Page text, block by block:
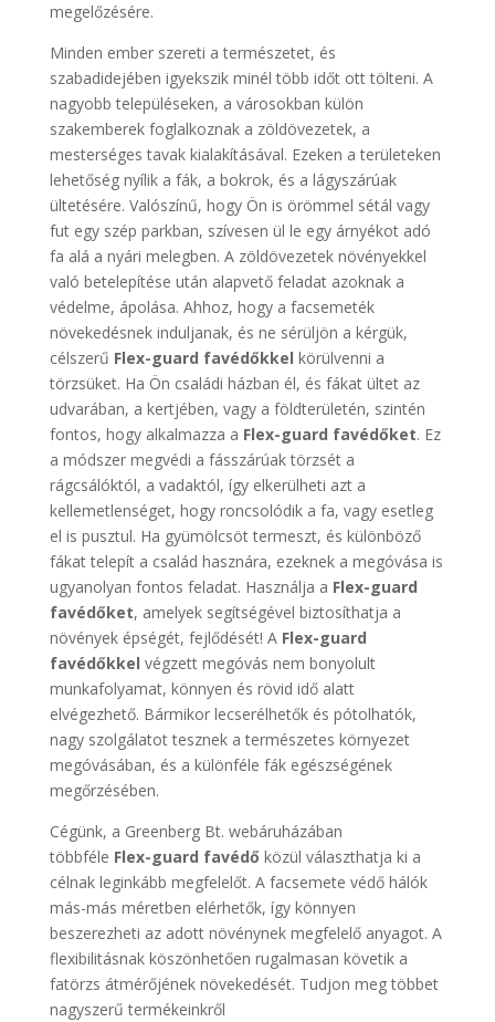
megelőzésére.
Minden ember szereti a természetet, és
szabadidejében igyekszik minél több időt ott tölteni. A
nagyobb településeken, a városokban külön
szakemberek foglalkoznak a zöldövezetek, a
mesterséges tavak kialakításával. Ezeken a területeken
lehetőség nyílik a fák, a bokrok, és a lágyszárúak
ültetésére. Valószínű, hogy Ön is örömmel sétál vagy
fut egy szép parkban, szívesen ül le egy árnyékot adó
fa alá a nyári melegben. A zöldövezetek növényekkel
való betelepítése után alapvető feladat azoknak a
védelme, ápolása. Ahhoz, hogy a facsemeték
növekedésnek induljanak, és ne sérüljön a kérgük,
célszerű Flex-guard favédőkkel körülvenni a
törzsüket. Ha Ön családi házban él, és fákat ültet az
udvarában, a kertjében, vagy a földterületén, szintén
fontos, hogy alkalmazza a Flex-guard favédőket. Ez
a módszer megvédi a fásszárúak törzsét a
rágcsálóktól, a vadaktól, így elkerülheti azt a
kellemetlenséget, hogy roncsolódik a fa, vagy esetleg
el is pusztul. Ha gyümölcsöt termeszt, és különböző
fákat telepít a család hasznára, ezeknek a megóvása is
ugyanolyan fontos feladat. Használja a Flex-guard
favédőket, amelyek segítségével biztosíthatja a
növények épségét, fejlődését! A Flex-guard
favédőkkel végzett megóvás nem bonyolult
munkafolyamat, könnyen és rövid idő alatt
elvégezhető. Bármikor lecserélhetők és pótolhatók,
nagy szolgálatot tesznek a természetes környezet
megóvásában, és a különféle fák egészségének
megőrzésében.
Cégünk, a Greenberg Bt. webáruházában
többféle Flex-guard favédőközül választhatja ki a
célnak leginkább megfelelőt. A facsemete védő hálók
más-más méretben elérhetők, így könnyen
beszerezheti az adott növénynek megfelelő anyagot. A
flexibilitásnak köszönhetően rugalmasan követik a
fatörzs átmérőjének növekedését. Tudjon meg többet
nagyszerű termékeinkről